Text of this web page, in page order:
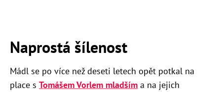
Naprostá šílenost
Mádl se po více než deseti letech opět potkal na
place s Tomášem Vorlem mladším a na jejich